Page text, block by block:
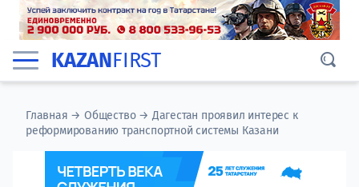
KAZANFIRST
Главная →Общество→ Дагестан проявил интерес к
реформированию транспортной системы Казани